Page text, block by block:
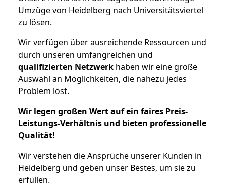
Umzüge von Heidelberg nach Universitätsviertel
zu lösen.
Wir verfügen über ausreichende Ressourcen und
durch unseren umfangreichen und
qualifizierten Netzwerk haben wir eine große
Auswahl an Möglichkeiten, die nahezu jedes
Problem löst.
Wir legen großen Wert auf ein faires Preis-
Leistungs-Verhältnis und bieten professionelle
Qualität!
Wir verstehen die Ansprüche unserer Kunden in
Heidelberg und geben unser Bestes, um sie zu
erfüllen.